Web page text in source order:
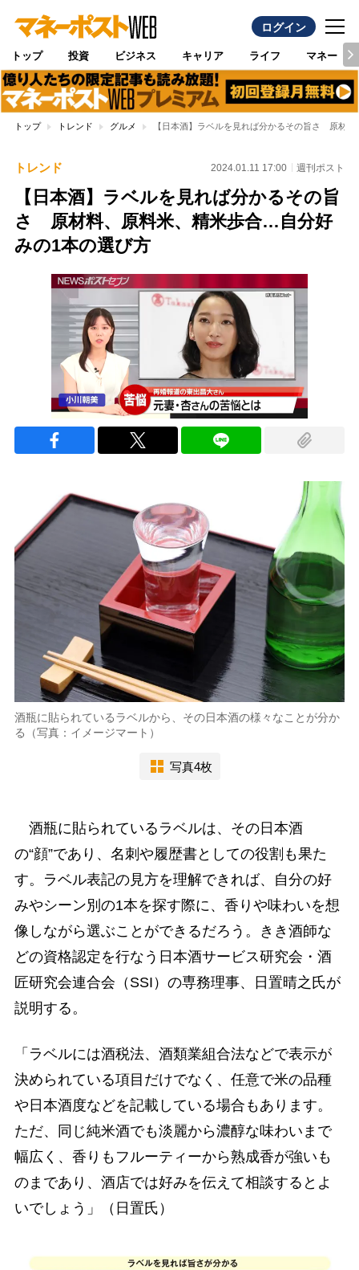
ログイン
トップ 投資 ビジネス キャリア ライフ マネー
トップ トレンド グルメ 【日本酒】ラベルを見れば分かるその旨さ 原材
トレンド 2024.01.11 17:00 週刊ポスト
【日本酒】ラベルを見れば分かるその旨
さ 原材料、原料米、精米歩合…自分好
みの1本の選び方
酒瓶に貼られているラベルから、その日本酒の様々なことが分か
る（写真：イメージマート）
写真4枚
酒瓶に貼られているラベルは、その日本酒
の“顔”であり、名刺や履歴書としての役割も果た
す。ラベル表記の見方を理解できれば、自分の好
みやシーン別の1本を探す際に、香りや味わいを想
像しながら選ぶことができるだろう。きき酒師な
どの資格認定を行なう日本酒サービス研究会・酒
匠研究会連合会（SSI）の専務理事、日置晴之氏が
説明する。
「ラベルには酒税法、酒類業組合法などで表示が
決められている項目だけでなく、任意で米の品種
や日本酒度などを記載している場合もあります。
ただ、同じ純米酒でも淡麗から濃醇な味わいまで
幅広く、香りもフルーティーから熟成香が強いも
のまであり、酒店では好みを伝えて相談するとよ
いでしょう」（日置氏）